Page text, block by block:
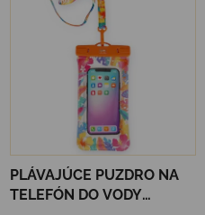
PLÁVAJÚCE PUZDRO NA
TELEFÓN DO VODY